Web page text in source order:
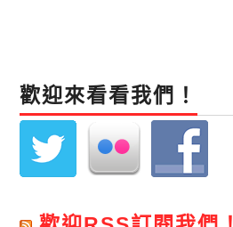
歡迎來看看我們！